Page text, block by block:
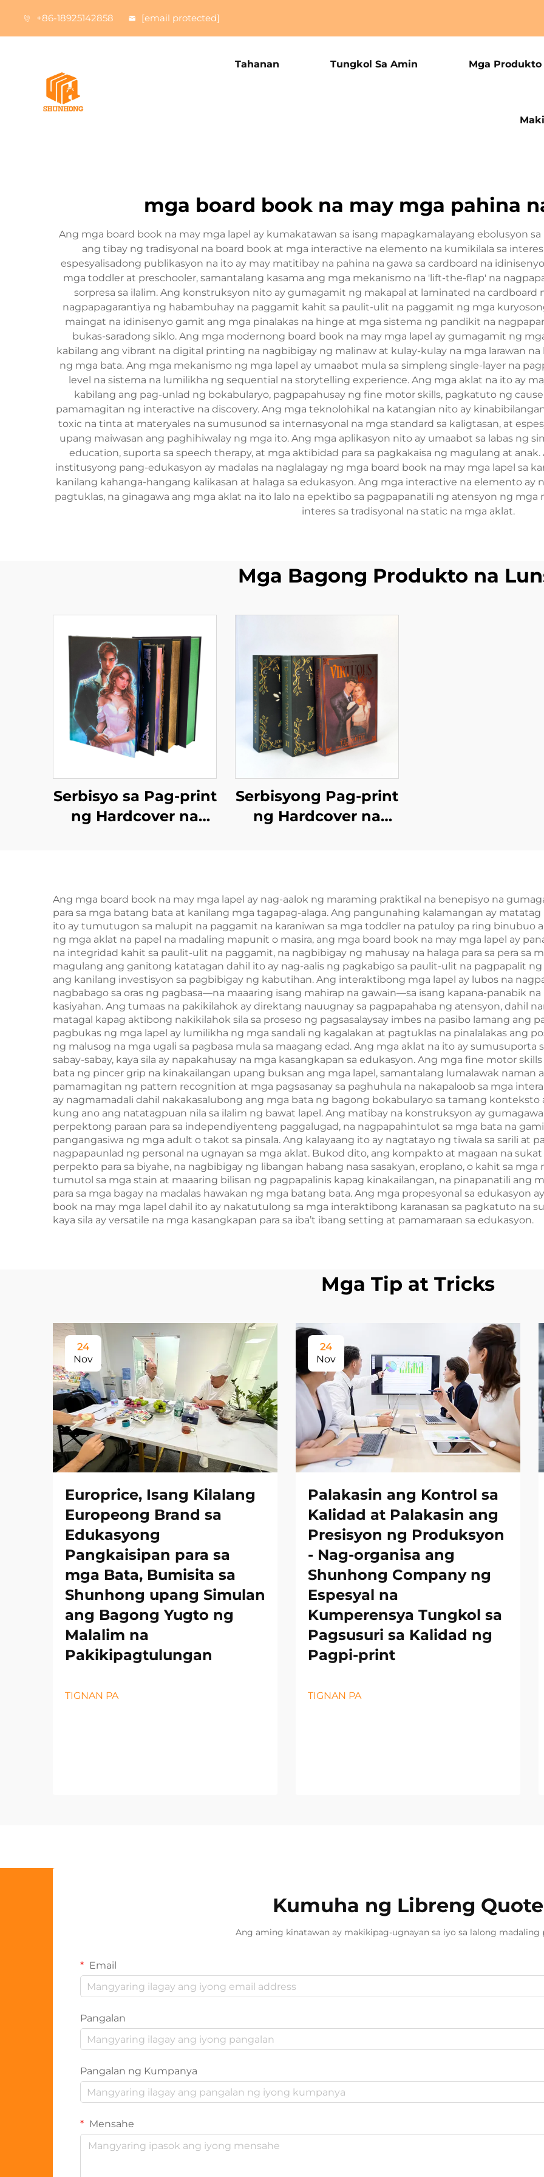
+86-18925142858 [email protected]
Tahanan Tungkol Sa Amin Mga Produkto
mga board book na may mga pahina
Ang mga board book na may mga lapel ay kumakatawan sa isang mapagkamalayang ebolusyon
ang tibay ng tradisyonal na board book at mga interactive na elemento na kumikilala sa
espesyalisadong publikasyon na ito ay may matitibay na pahina na gawa sa cardboard na
mga toddler at preschooler, samantalang kasama ang mga mekanismo na 'lift-the-flap' na
sorpresa sa ilalim. Ang konstruksyon nito ay gumagamit ng makapal at laminated na
nagpapagarantiya ng habambuhay na paggamit kahit sa paulit-ulit na paggamit ng mga
maingat na idinisenyo gamit ang mga pinalakas na hinge at mga sistema ng pandikit na
bukas-saradong siklo. Ang mga modernong board book na may mga lapel ay gumagamit ng
kabilang ang vibrant na digital printing na nagbibigay ng malinaw at kulay-kulay na mga larawan
ng mga bata. Ang mga mekanismo ng mga lapel ay umaabot mula sa simpleng single-layer na
level na sistema na lumilikha ng sequential na storytelling experience. Ang mga aklat na ito ay
kabilang ang pag-unlad ng bokabularyo, pagpapahusay ng fine motor skills, pagkatuto ng
pamamagitan ng interactive na discovery. Ang mga teknolohikal na katangian nito ay
toxic na tinta at materyales na sumusunod sa internasyonal na mga standard sa kaligtasan, at
upang maiwasan ang paghihiwalay ng mga ito. Ang mga aplikasyon nito ay umaabot sa labas ng
education, suporta sa speech therapy, at mga aktibidad para sa pagkakaisa ng magulang at
institusyong pang-edukasyon ay madalas na naglalagay ng mga board book na may mga lapel sa
kanilang kahanga-hangang kalikasan at halaga sa edukasyon. Ang mga interactive na elemento ay
pagtuklas, na ginagawa ang mga aklat na ito lalo na epektibo sa pagpapanatili ng atensyon ng
interes sa tradisyonal na static na mga aklat.
Mga Bagong Produkto na
Serbisyo sa Pag-print
ng Hardcover na
Nobela na may
Sprayed Edges
Serbisyong Pag-print
ng Hardcover na
ang mga Gilid
Ang mga board book na may mga lapel ay nag-aalok ng maraming praktikal na benepisyo na
para sa mga batang bata at kanilang mga tagapag-alaga. Ang pangunahing kalamangan ay
ito ay tumutugon sa malupit na paggamit na karaniwan sa mga toddler na patuloy pa ring binubuo
ng mga aklat na papel na madaling mapunit o masira, ang mga board book na may mga lapel ay
na integridad kahit sa paulit-ulit na paggamit, na nagbibigay ng mahusay na halaga para sa pera sa
magulang ang ganitong katatagan dahil ito ay nag-aalis ng pagkabigo sa paulit-ulit na pagpapalit
ang kanilang investisyon sa pagbibigay ng kabutihan. Ang interaktibong mga lapel ay lubos na
nagbabago sa oras ng pagbasa—na maaaring isang mahirap na gawain—sa isang kapana-panabik
kasiyahan. Ang tumaas na pakikilahok ay direktang nauugnay sa pagpapahaba ng atensyon, dahil
matagal kapag aktibong nakikilahok sila sa proseso ng pagsasalaysay imbes na pasibo lamang ang
pagbukas ng mga lapel ay lumilikha ng mga sandali ng kagalakan at pagtuklas na pinalalakas ang
ng malusog na mga ugali sa pagbasa mula sa maagang edad. Ang mga aklat na ito ay
sabay-sabay, kaya sila ay napakahusay na mga kasangkapan sa edukasyon. Ang mga fine motor
bata ng pincer grip na kinakailangan upang buksan ang mga lapel, samantalang lumalawak naman
pamamagitan ng pattern recognition at mga pagsasanay sa paghuhula na nakapaloob sa mga
ay nagmamadali dahil nakakasalubong ang mga bata ng bagong bokabularyo sa tamang
kung ano ang natatagpuan nila sa ilalim ng bawat lapel. Ang matibay na konstruksyon ay
perpektong paraan para sa independiyenteng paggalugad, na nagpapahintulot sa mga bata na
pangangasiwa ng mga adult o takot sa pinsala. Ang kalayaang ito ay nagtatayo ng tiwala sa sarili at
nagpapaunlad ng personal na ugnayan sa mga aklat. Bukod dito, ang kompakto at magaan na
perpekto para sa biyahe, na nagbibigay ng libangan habang nasa sasakyan, eroplano, o kahit sa
tumutol sa mga stain at maaaring bilisan ng pagpapalinis kapag kinakailangan, na pinapanatili ang
para sa mga bagay na madalas hawakan ng mga batang bata. Ang mga propesyonal sa edukasyon
book na may mga lapel dahil ito ay nakatutulong sa mga interaktibong karanasan sa pagkatuto na
kaya sila ay versatile na mga kasangkapan para sa iba’t ibang setting at pamamaraan sa edukasyon.
Mga Tip at Tricks
24
Nov
Europrice, Isang Kilalang
Europeong Brand sa
Edukasyong
Pangkaisipan para sa
mga Bata, Bumisita sa
Shunhong upang Simulan
ang Bagong Yugto ng
Malalim na
Pakikipagtulungan
TIGNAN PA
24
Nov
Palakasin ang Kontrol sa
Kalidad at Palakasin ang
Presisyon ng Produksyon
- Nag-organisa ang
Shunhong Company ng
Espesyal na
Kumperensya Tungkol sa
Pagsusuri sa Kalidad ng
Pagpi-print
TIGNAN PA
Kumuha ng Libreng Quote
Ang aming kinatawan ay makikipag-ugnayan sa iyo sa lalong madaling
Email
Pangalan
Pangalan ng Kumpanya
Mensahe